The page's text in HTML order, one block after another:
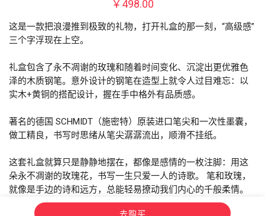
￥498.00
这是一款把浪漫推到极致的礼物，打开礼盒的那一刻，“高级感”
三个字浮现在上空。
礼盒包含了永不凋谢的玫瑰和随着时间变化、沉淀出更优雅色
泽的木质钢笔。意外设计的钢笔在造型上就令人过目难忘：以
实木+黄铜的搭配设计，握在手中格外有品质感。
著名的德国 SCHMIDT（施密特）原装进口笔尖和一次性墨囊，
做工精良，书写时思绪从笔尖潺潺流出，顺滑不挂纸。
这套礼盒就算只是静静地摆在，都像是感情的一枚注脚：用这
朵永不凋谢的玫瑰花，书写一生只爱一人的诗歌。 笔和玫瑰，
就像是手边的诗和远方，总能轻易撩动我们内心的千般柔情。
去购买